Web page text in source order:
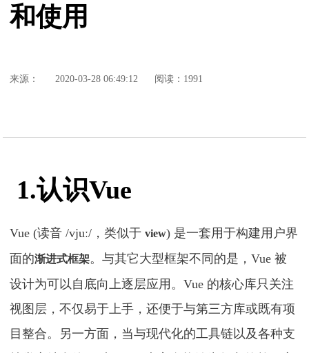
和使用
来源： 2020-03-28 06:49:12 阅读：1991
1.认识Vue
Vue (读音 /vjuː/，类似于view) 是一套用于构建用户界
面的渐进式框架。与其它大型框架不同的是，Vue 被
设计为可以自底向上逐层应用。Vue 的核心库只关注
视图层，不仅易于上手，还便于与第三方库或既有项
目整合。另一方面，当与现代化的工具链以及各种支